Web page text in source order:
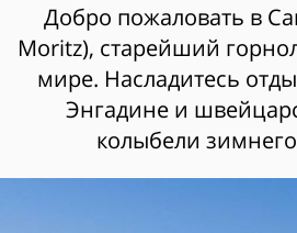
Добро пожаловать в
Moritz), старейший
мире. Насладитесь
Энгадине и
колыбели